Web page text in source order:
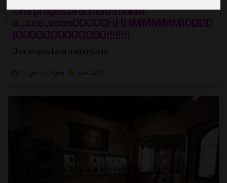
Una proposta di matrimonio.
o...ooo..ooooOOOOOHHHMMMMMIODDD
IOOOOOOOOOOOOO!!!!!!!!
Una proposta di matrimonio
12 gen - 22 gen Spettacoli